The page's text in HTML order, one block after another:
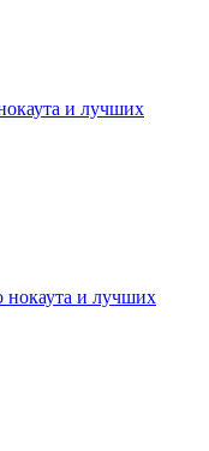
и лучших
и лучших